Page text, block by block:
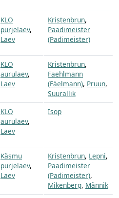
KLO
purjelaev,
Laev
Kristenbrun,
Paadimeister
(Padimeister)
KLO
aurulaev,
Laev
Kristenbrun,
Faehlmann
(Fäelmann), Pruun,
Suurallik
KLO
aurulaev,
Laev
Isop
Käsmu
purjelaev,
Laev
Kristenbrun, Lepni,
Paadimeister
(Padimeister),
Mikenberg, Männik